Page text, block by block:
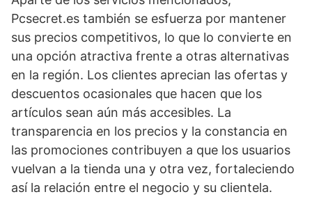
Pcsecret.es también se esfuerza por mantener
sus precios competitivos, lo que lo convierte en
una opción atractiva frente a otras alternativas
en la región. Los clientes aprecian las ofertas y
descuentos ocasionales que hacen que los
artículos sean aún más accesibles. La
transparencia en los precios y la constancia en
las promociones contribuyen a que los usuarios
vuelvan a la tienda una y otra vez, fortaleciendo
así la relación entre el negocio y su clientela.